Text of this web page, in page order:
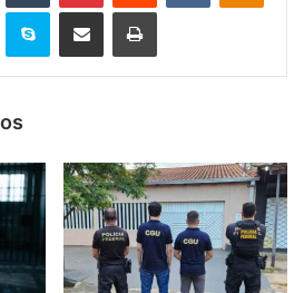
Skype Compartilhar via e-mail Imprimir